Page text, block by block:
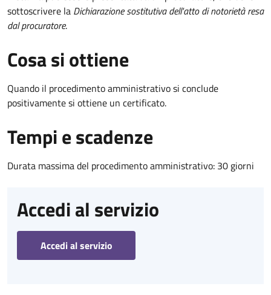
sottoscrivere la Dichiarazione sostitutiva dell'atto di notorietà resa
dal procuratore.
Cosa si ottiene
Quando il procedimento amministrativo si conclude
positivamente si ottiene un certificato.
Tempi e scadenze
Durata massima del procedimento amministrativo: 30 giorni
Accedi al servizio
Accedi al servizio